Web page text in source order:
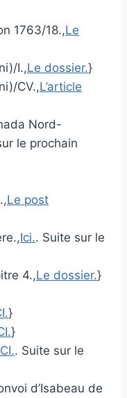
1763/18.,Le
I.,Le dossier.}
CV.,L’article
Nord-
le prochain
Le post
Ici.. Suite sur le
4.,Le dossier.}
}
}
. Suite sur le
d’Isabeau de